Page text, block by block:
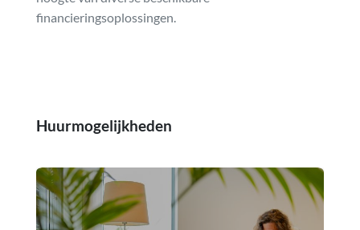
financieringsoplossingen.
Huurmogelijkheden